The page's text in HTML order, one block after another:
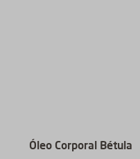
Óleo Corporal Bétula